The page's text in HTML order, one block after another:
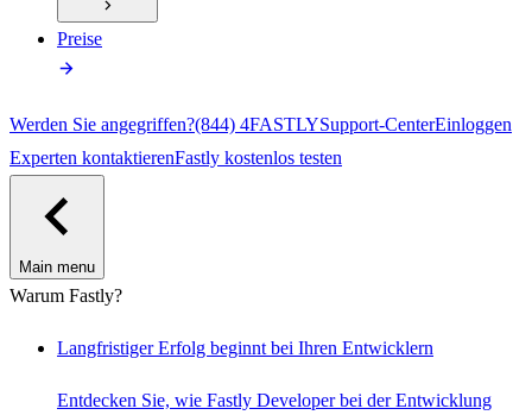
Preise
Werden Sie angegriffen?(844) 4FASTLYSupport-CenterEinloggen
Experten kontaktierenFastly kostenlos testen
Main menu
Warum Fastly?
Langfristiger Erfolg beginnt bei Ihren Entwicklern
Entdecken Sie, wie Fastly Developer bei der Entwicklung